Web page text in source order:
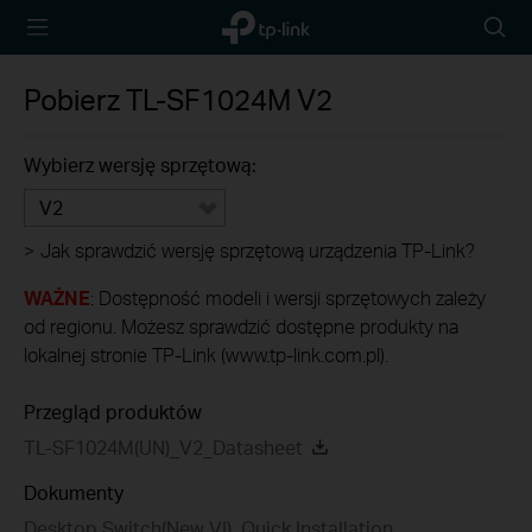
TP-Link,
Reliably
PobierzTL-SF1024M V2
Wybierz wersję sprzętową:
V2
> Jak sprawdzić wersję sprzętową urządzenia TP-Link?
WAŻNE: Dostępność modeli i wersji sprzętowych zależy
od regionu. Możesz sprawdzić dostępne produkty na
lokalnej stronie TP-Link (www.tp-link.com.pl).
Przegląd produktów
TL-SF1024M(UN)_V2_Datasheet
Dokumenty